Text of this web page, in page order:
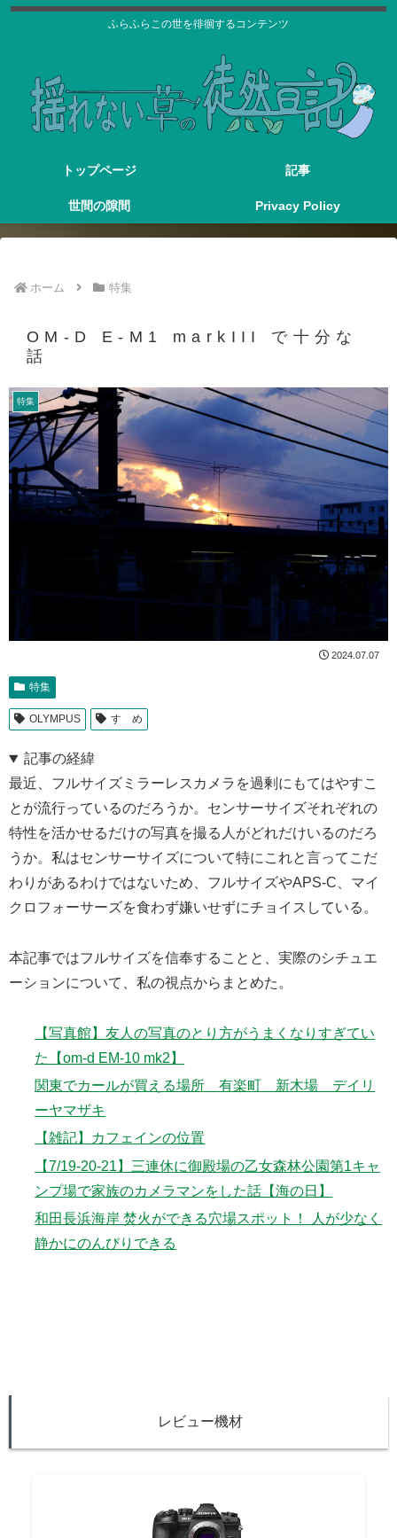
ふらふらこの世を徘徊するコンテンツ
トップページ 記事
世間の隙間 Privacy Policy
ホーム 特集
OM-D E-M1 markIII で十分な
話
特集
2024.07.07
特集
OLYMPUS すゝめ
記事の経緯
最近、フルサイズミラーレスカメラを過剰にもてはやすこ
とが流行っているのだろうか。センサーサイズそれぞれの
特性を活かせるだけの写真を撮る人がどれだけいるのだろ
うか。私はセンサーサイズについて特にこれと言ってこだ
わりがあるわけではないため、フルサイズやAPS-C、マイ
クロフォーサーズを食わず嫌いせずにチョイスしている。
本記事ではフルサイズを信奉することと、実際のシチュエ
ーションについて、私の視点からまとめた。
【写真館】友人の写真のとり方がうまくなりすぎてい
た【om-d EM-10 mk2】
関東でカールが買える場所 有楽町 新木場 デイリ
ーヤマザキ
【雑記】カフェインの位置
【7/19-20-21】三連休に御殿場の乙女森林公園第1キャ
ンプ場で家族のカメラマンをした話【海の日】
和田長浜海岸 焚火ができる穴場スポット！ 人が少なく
静かにのんびりできる
レビュー機材